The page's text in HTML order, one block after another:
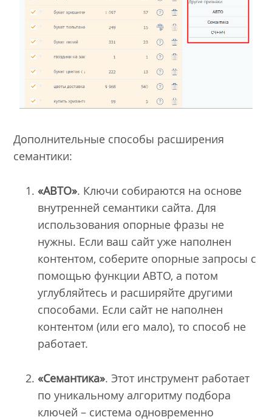
Дополнительные способы расширения
семантики:
«АВТО». Ключи собираются на основе
внутренней семантики сайта. Для
использования опорные фразы не
нужны. Если ваш сайт уже наполнен
контентом, соберите опорные запросы с
помощью функции АВТО, а потом
углубляйтесь и расширяйте другими
способами. Если сайт не наполнен
контентом (или его мало), то способ не
работает.
«Семантика». Этот инструмент работает
по уникальному алгоритму подбора
ключей – система одновременно